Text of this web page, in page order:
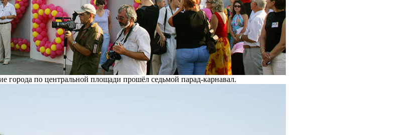
города по центральной площади прошёл седьмой парад-карнавал.